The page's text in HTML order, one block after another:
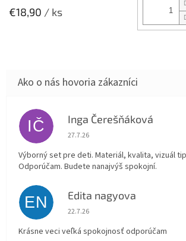
€18,90 / ks
IČ Inga Čerešňáková
Hodnotenie obchodu je 5 z 5
27.7.26
Výborný set pre deti. Materiál, kvalita, vizuál
Odporúčam. Budete nanajvýš spokojní.
EN Edita nagyova
Hodnotenie obchodu je 5 z 5
22.7.26
Krásne veci veľká spokojnosť odporúčam